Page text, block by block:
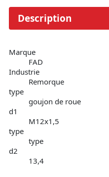
Description
Marque
FAD
Industrie
Remorque
type
goujon de roue
d1
M12x1,5
type
type
d2
13,4